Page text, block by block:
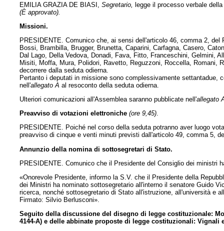
EMILIA GRAZIA DE BIASI,Segretario, legge il processo verbale
(È approvato).
Missioni.
PRESIDENTE. Comunico che, ai sensi dell'articolo 46, comma 2,
Bossi, Brambilla, Brugger, Brunetta, Caparini, Carfagna, Casero,
Dal Lago, Della Vedova, Donadi, Fava, Fitto, Franceschini, Gelmini,
Misiti, Moffa, Mura, Polidori, Ravetto, Reguzzoni, Roccella, Romani,
decorrere dalla seduta odierna.
Pertanto i deputati in missione sono complessivamente settantadue,
nell'allegato A al resoconto della seduta odierna.
Ulteriori comunicazioni all'Assemblea saranno pubblicate nell'allegato
Preavviso di votazioni elettroniche (ore 9,45).
PRESIDENTE. Poiché nel corso della seduta potranno aver luogo
preavviso di cinque e venti minuti previsti dall'articolo 49, comma 5,
Annunzio della nomina di sottosegretari di Stato.
PRESIDENTE. Comunico che il Presidente del Consiglio dei ministri
«Onorevole Presidente, informo la S.V. che il Presidente della
dei Ministri ha nominato sottosegretario all'interno il senatore Guido
ricerca, nonché sottosegretario di Stato all'istruzione, all'università e
Firmato: Silvio Berlusconi».
Seguito della discussione del disegno di legge costituzionale:
4144-A) e delle abbinate proposte di legge costituzionali: Vignali